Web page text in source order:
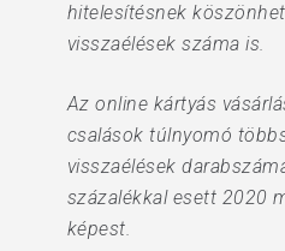
hitelesítésnek
visszaélések száma is.
Az online kártyás
csalások túlnyomó
visszaélések
százalékkal esett 2020
képest.